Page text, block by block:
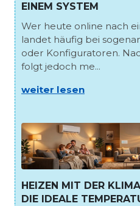
EINEM SYSTEM
Wer heute online nach
landet häufig bei
oder Konfiguratoren.
folgt jedoch me...
weiter lesen
HEIZEN MIT DER
DIE IDEALE